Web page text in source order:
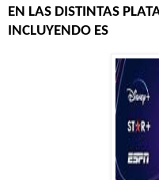
EN LAS DISTINTAS
INCLUYENDO ES